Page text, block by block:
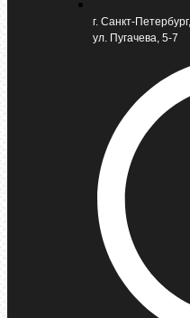
г. Санкт-Петербург,
ул. Пугачева, 5-7